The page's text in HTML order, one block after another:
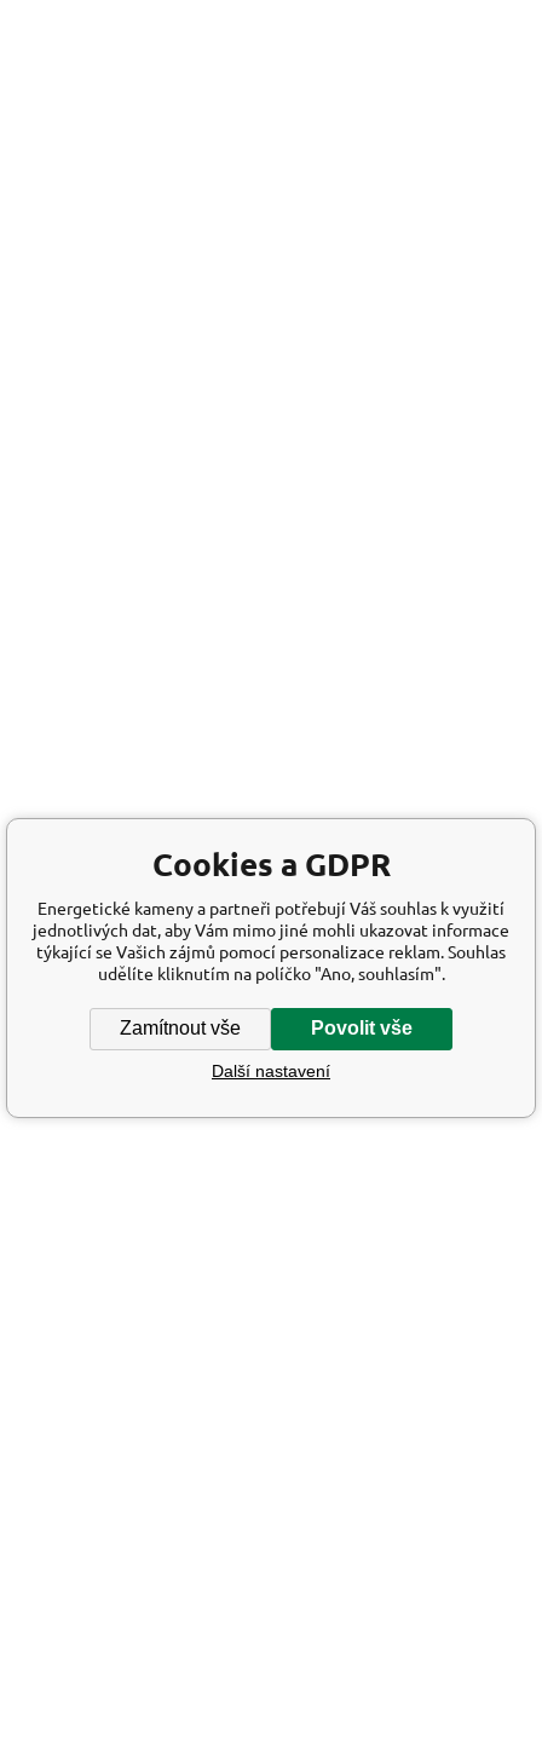
Cookies a GDPR
Energetické kameny a partneři potřebují Váš souhlas k využití
jednotlivých dat, aby Vám mimo jiné mohli ukazovat informace
týkající se Vašich zájmů pomocí personalizace reklam. Souhlas
udělíte kliknutím na políčko "Ano, souhlasím".
Zamítnout vše Povolit vše
Další nastavení